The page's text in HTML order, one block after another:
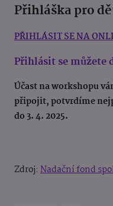
Přihláška pro
PŘIHLÁSIT SE NA
Přihlásit se můžete
Účast na workshopu
připojit, potvrdíme
do 3. 4. 2025.
Zdroj: Nadační fond